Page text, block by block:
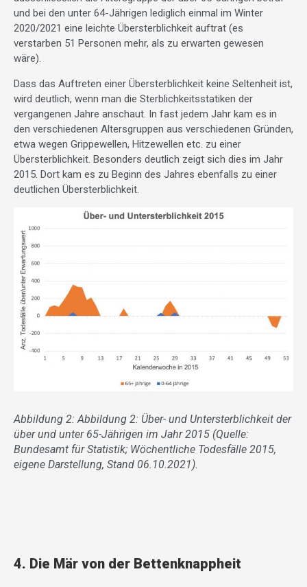
und bei den unter 64-Jährigen lediglich einmal im Winter
2020/2021 eine leichte Übersterblichkeit auftrat (es
verstarben 51 Personen mehr, als zu erwarten gewesen
wäre).
Dass das Auftreten einer Übersterblichkeit keine Seltenheit ist,
wird deutlich, wenn man die Sterblichkeitsstatiken der
vergangenen Jahre anschaut. In fast jedem Jahr kam es in
den verschiedenen Altersgruppen aus verschiedenen Gründen,
etwa wegen Grippewellen, Hitzewellen etc. zu einer
Übersterblichkeit. Besonders deutlich zeigt sich dies im Jahr
2015. Dort kam es zu Beginn des Jahres ebenfalls zu einer
deutlichen Übersterblichkeit.
Abbildung 2: Abbildung 2: Über- und Untersterblichkeit der
über und unter 65-Jährigen im Jahr 2015 (Quelle:
Bundesamt für Statistik; Wöchentliche Todesfälle 2015,
eigene Darstellung, Stand 06.10.2021).
4. Die Mär von der Bettenknappheit